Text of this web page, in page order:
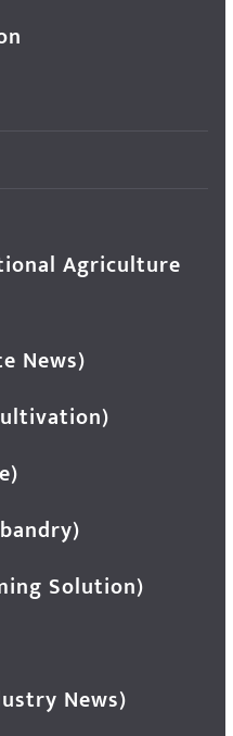
Agriculture
News)
Solution)
News)